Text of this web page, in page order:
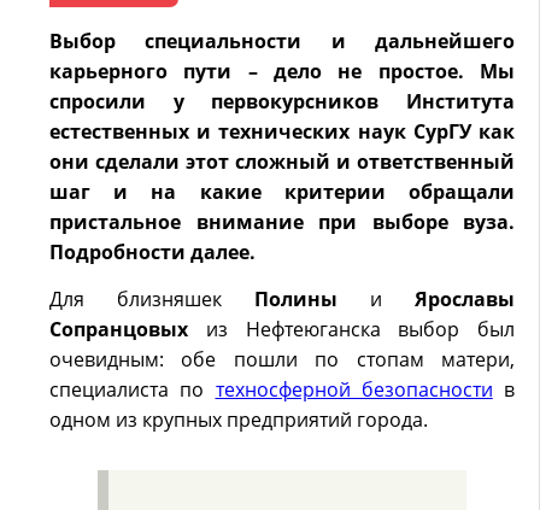
Выбор специальности и дальнейшего
карьерного пути – дело не простое. Мы
спросили у первокурсников Института
естественных и технических наук СурГУ как
они сделали этот сложный и ответственный
шаг и на какие критерии обращали
пристальное внимание при выборе вуза.
Подробности далее.
Для близняшек Полины и Ярославы
Сопранцовых из Нефтеюганска выбор был
очевидным: обе пошли по стопам матери,
специалиста по техносферной безопасности в
одном из крупных предприятий города.